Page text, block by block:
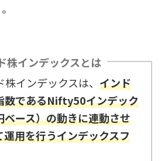
株インデックスとは
インデックスは、 インド
数であるNifty50インデック
ース）の動きに連動させ
用を行うインデックスフ